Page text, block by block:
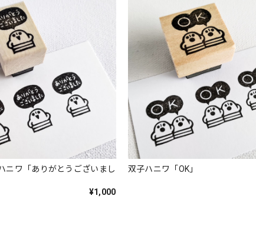
ニワ「ありがとうございまし
¥1,000
双子ハニワ「OK」